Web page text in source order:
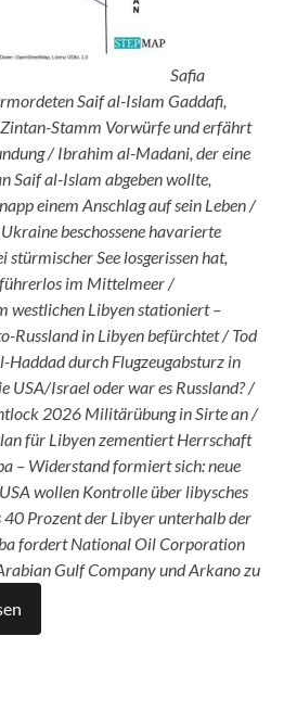
Safia
Saif al-Islam Gaddafi,
Zintan-Stamm Vorwürfe und erfährt
/ Ibrahim al-Madani, der eine
Saif al-Islam abgeben wollte,
einem Anschlag auf sein Leben /
beschossene havarierte
stürmischer See losgerissen hat,
im Mittelmeer /
westlichen Libyen stationiert –
Russland in Libyen befürchtet / Tod
durch Flugzeugabsturz in
USA/Israel oder war es Russland? /
2026 Militärübung in Sirte an /
für Libyen zementiert Herrschaft
– Widerstand formiert sich: neue
wollen Kontrolle über libysches
Prozent der Libyer unterhalb der
fordert National Oil Corporation
Gulf Company und Arkano zu